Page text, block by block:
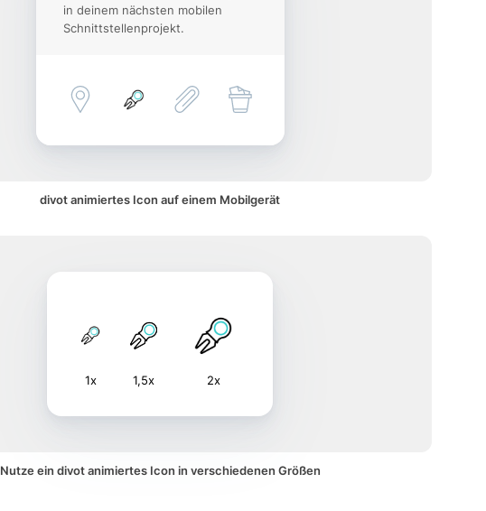
in deinem nächsten mobilen
Schnittstellenprojekt.
divot animiertes Icon auf einem Mobilgerät
1x 1,5x 2x
Nutze ein divot animiertes Icon in verschiedenen Größen